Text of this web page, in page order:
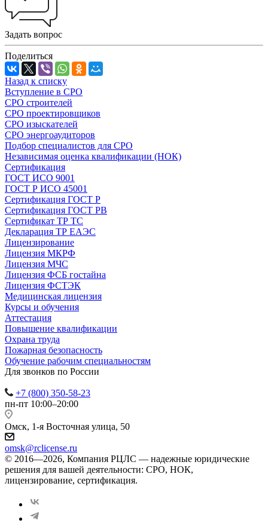
Задать вопрос
Поделиться
Назад к списку
Вступление в СРО
СРО строителей
СРО проектировщиков
СРО изыскателей
СРО энергоаудиторов
Подбор специалистов для СРО
Независимая оценка квалификации (НОК)
Сертификация
ГОСТ ИСО 9001
ГОСТ Р ИСО 45001
Сертификация ГОСТ Р
Сертификация ГОСТ РВ
Сертификат ТР ТС
Декларация ТР ЕАЭС
Лицензирование
Лицензия МКРФ
Лицензия МЧС
Лицензия ФСБ гостайна
Лицензия ФСТЭК
Медицинская лицензия
Курсы и обучения
Аттестация
Повышение квалификации
Охрана труда
Пожарная безопасность
Обучение рабочим специальностям
Для звонков по России
+7 (800) 350-58-23
пн-пт 10:00–20:00
Омск, 1-я Восточная улица, 50
omsk@rclicense.ru
© 2016—2026, Компания РЦЛС — надежные юридические
решения для вашей деятельности: СРО, НОК,
лицензирование, сертификация.